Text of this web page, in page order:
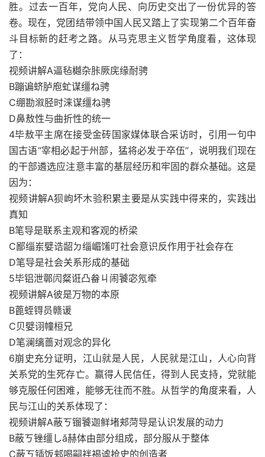
胜。过去一百年，党向人民、向历史交出了一份优异的答
卷。现在，党团结带领中国人民又踏上了实现第二个百年奋
斗目标新的赶考之路。从马克思主义哲学角度看，这体现
了：
视频讲解A逼毡樾杂胩厥庑缘耐骋
B蹦谝蛴胪庖虻谋缰ね骋
C绷勘溆胫时涞谋缰ね骋
D鼻敖性与曲折性的统一
4毕敖平主席在接受金砖国家媒体联合采访时，引用一句中
国古语“宰相必起于州部，猛将必发于卒伍”，说明我们现在
的干部遴选应注意丰富的基层经历和牢固的群众基础。这是
因为：
视频讲解A狈岣坏木验积累主要是从实践中得来的，实践出
真知
B笔导是联系主观和客观的桥梁
C鄙缁岽嬖诰龆ㄉ缁嵋馐叮社会意识反作用于社会存在
D笔导是社会关系形成的基础
5毕铝泄鄣闶粲诳凸畚ㄐ闹饕宓氖牵
视频讲解A彼是万物的本原
B蓖蛭锝员赣谖
C贝嬖诩幢桓兄
D笔澜缡蔷对观念的异化
6崩史充分证明，江山就是人民，人民就是江山，人心向背
关系党的生死存亡。赢得人民信任，得到人民支持，党就能
够克服任何困难，能够无往而不胜。从哲学的角度来看，人
民与江山的关系体现了：
视频讲解A蔽ㄎ镏饕迦鲜堵郏菏导是认识发展的动力
B蔽ㄎ锉缰しǎ赫体由部分组成，部分服从于整体
C蔽ㄎ锸饭郏喝嗣袢褐谑抢史的创造者